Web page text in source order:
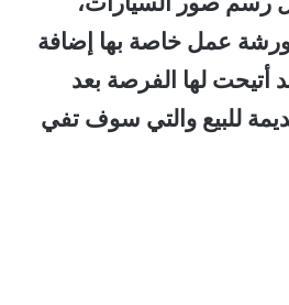
ورشة عمل خاصة بها إضافة
أتيحت لها الفرصة بعد
للبيع والتي سوف تفي